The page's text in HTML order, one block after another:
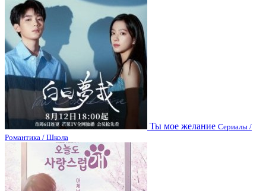
Ты мое желание Сериалы /
Романтика / Школа